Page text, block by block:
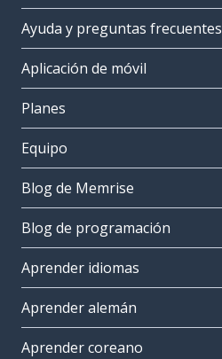
Ayuda y preguntas frecuentes
Aplicación de móvil
Planes
Equipo
Blog de Memrise
Blog de programación
Aprender idiomas
Aprender alemán
Aprender coreano